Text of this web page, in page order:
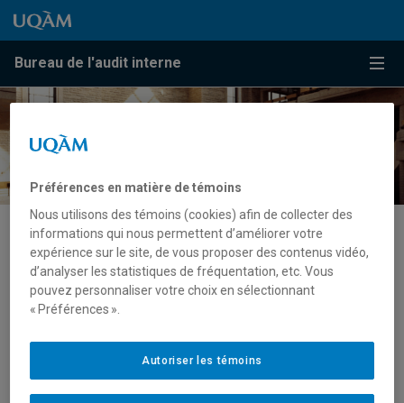
Passer au contenu
Accéder au menu principal
Accéder à la recherche
Passer au contenu
Accéder au menu principal
Bureau de l'audit interne
Test
Bonjour ceci est un test.
Préférences en matière de témoins
Nous utilisons des témoins (cookies) afin de collecter des
informations qui nous permettent d’améliorer votre
expérience sur le site, de vous proposer des contenus vidéo,
d’analyser les statistiques de fréquentation, etc. Vous
pouvez personnaliser votre choix en sélectionnant
« Préférences ».
Autoriser les témoins